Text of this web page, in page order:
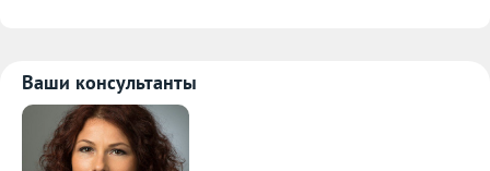
Ваши консультанты